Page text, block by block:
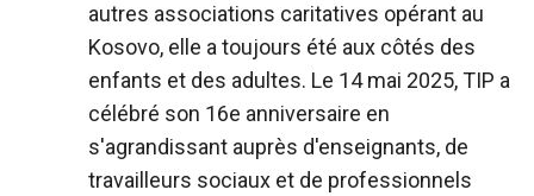
autres associations caritatives opérant au
Kosovo, elle a toujours été aux côtés des
enfants et des adultes. Le 14 mai 2025, TIP a
célébré son 16e anniversaire en
s'agrandissant auprès d'enseignants, de
travailleurs sociaux et de professionnels